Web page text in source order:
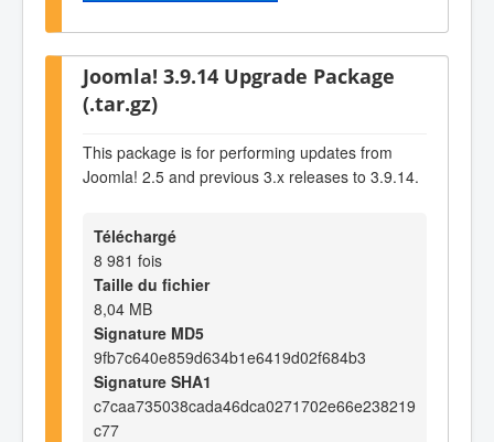
Joomla! 3.9.14 Upgrade Package
(.tar.gz)
This package is for performing updates from
Joomla! 2.5 and previous 3.x releases to 3.9.14.
Téléchargé
8 981 fois
Taille du fichier
8,04 MB
Signature MD5
9fb7c640e859d634b1e6419d02f684b3
Signature SHA1
c7caa735038cada46dca0271702e66e238219
c77